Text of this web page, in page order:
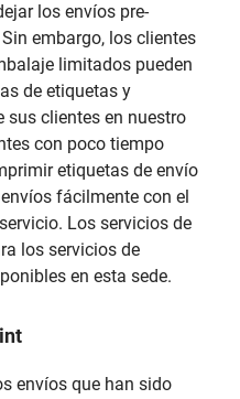
los envíos pre-
embargo, los clientes
limitados pueden
de etiquetas y
clientes en nuestro
con poco tiempo
etiquetas de envío
fácilmente con el
Los servicios de
los servicios de
en esta sede.
envíos que han sido